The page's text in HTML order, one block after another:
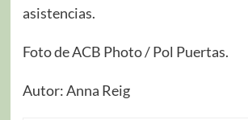
asistencias.
Foto de ACB Photo / Pol Puertas.
Autor: Anna Reig